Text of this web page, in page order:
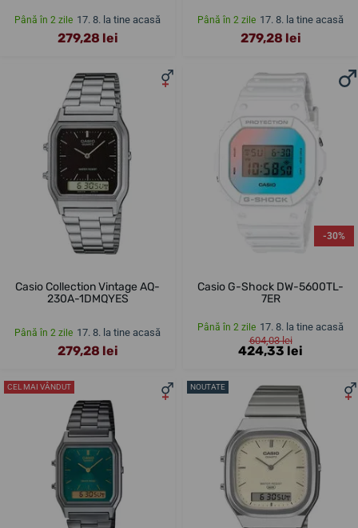
Până în 2 zile 17. 8. la tine acasă
279,28 lei
Până în 2 zile 17. 8. la tine acasă
279,28 lei
Casio Collection Vintage AQ-
230A-1DMQYES
Până în 2 zile 17. 8. la tine acasă
279,28 lei
-30%
Casio G-Shock DW-5600TL-
7ER
Până în 2 zile 17. 8. la tine acasă
604,03 lei
424,33 lei
CEL MAI VÂNDUT NOUTATE